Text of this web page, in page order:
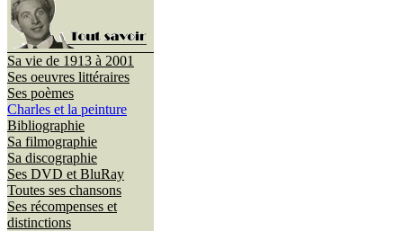
Sa vie de 1913 à 2001
Ses oeuvres littéraires
Ses poèmes
Charles et la peinture
Bibliographie
Sa filmographie
Sa discographie
Ses DVD et BluRay
Toutes ses chansons
Ses récompenses et
distinctions